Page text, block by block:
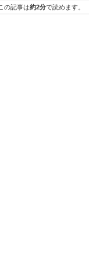
の記事は約2分で読めます。